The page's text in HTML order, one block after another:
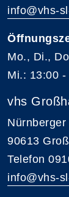
info@vhs-
Mo., Di.,
Mi.: 13:00
vhs
90613
Telefon
info@vhs-